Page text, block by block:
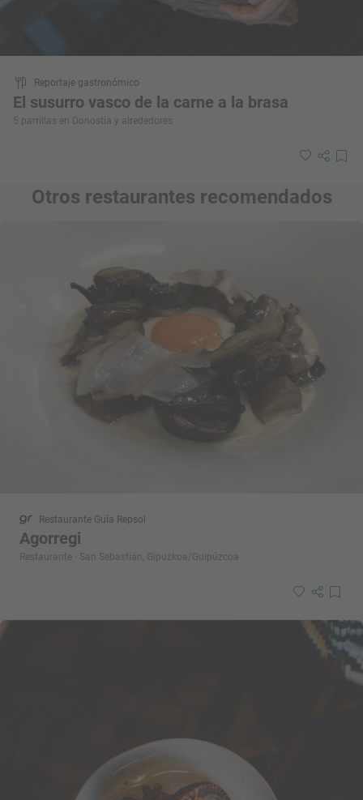
Reportaje gastronómico
El susurro vasco de la carne a la brasa
5 parrillas en Donostia y alrededores
Otros restaurantes recomendados
Restaurante Guía Repsol
Agorregi
Restaurante · San Sebastián, Gipuzkoa/Guipúzcoa